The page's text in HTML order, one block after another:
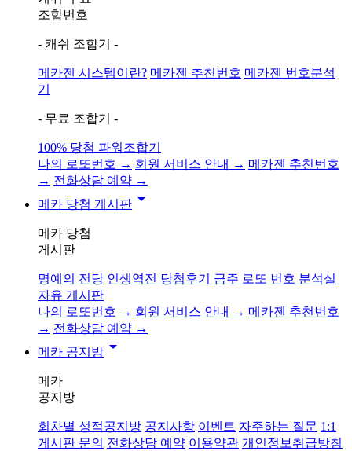
조합번호
- 캐쉬 조합기 -
메카젠 시스템이란? 메카젠 추천번호 메카젠 번호분석
기
- 무료 조합기 -
100% 당첨 파워조합기
나의 로또번호 → 회원 서비스 안내 → 메카젠 추천번호
→ 전화상담 예약 →
메카 당첨 게시판 arrow_drop_down
메카 당첨
게시판
명예의 전당 인생역전 당첨후기
금주 로또 번호 분석실
자유 게시판
나의 로또번호 → 회원 서비스 안내 → 메카젠 추천번호
→ 전화상담 예약 →
메카 공지방 arrow_drop_down
메카
공지방
회차별 성적공지방 공지사항 이벤트 자주하는 질문 1:1
게시판 문의 전화상담 예약 이용약관 개인정보취급방침